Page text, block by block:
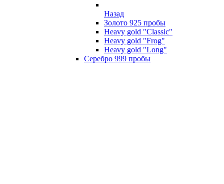
Назад
Золото 925 пробы
Heavy gold "Classic"
Heavy gold "Frog"
Heavy gold "Long"
Серебро 999 пробы